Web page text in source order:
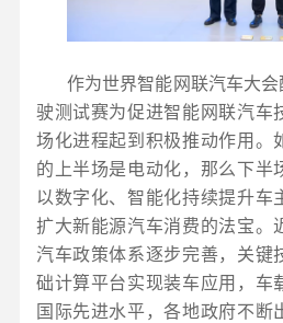
作为世界智能网联汽车大
驶测试赛为促进智能网联汽车
场化进程起到积极推动作用。
的上半场是电动化，那么下半
以数字化、智能化持续提升车
扩大新能源汽车消费的法宝。
汽车政策体系逐步完善，关键
础计算平台实现装车应用，车
国际先进水平，各地政府不断